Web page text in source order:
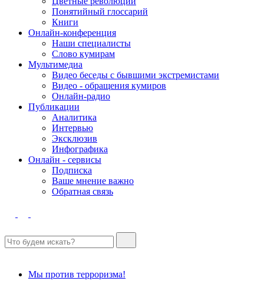
Понятийный глоссарий
Книги
Онлайн-конференция
Наши специалисты
Слово кумирам
Мультимедиа
Видео беседы с бывшими экстремистами
Видео - обращения кумиров
Онлайн-радио
Публикации
Аналитика
Интервью
Эксклюзив
Инфографика
Онлайн - сервисы
Подписка
Ваше мнение важно
Обратная связь
Мы против терроризма!